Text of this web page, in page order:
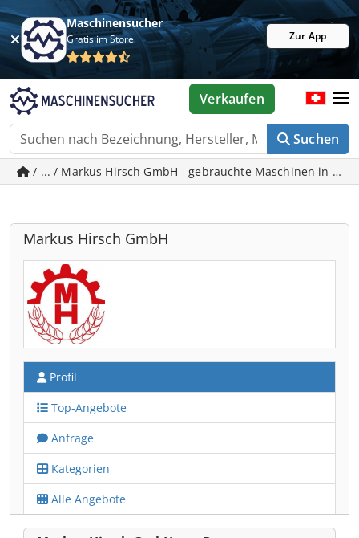
Maschinensucher
Gratis im Store Zur App
Suchen
Verkaufen
/ ... / Markus Hirsch GmbH - gebrauchte Maschinen in
Markus Hirsch GmbH
Profil
Top-Angebote
Anfrage
Kategorien
Alle Angebote